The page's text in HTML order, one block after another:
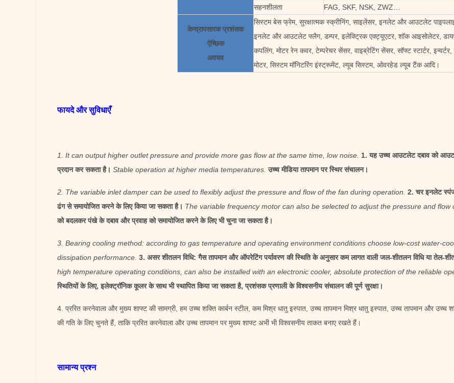
सहनशीलता
FAG, SKF, NSK, ZWZ…
केन्द्रापसारक प्रशंसक
ऐच्छिक
अवयव
सिस्टम बेस फ्रेम, सुरक्षात्मक स्क्रीनिंग, साइलेंसर, इनलेट और आउटलेट
इनलेट और आउटलेट फ्लैग, डम्पर, इलेक्ट्रिक एक्ट्यूएटर, शॉक आइसोलेटर,
कपलिंग, मोटर रेन कवर, टेम्परेचर सेंसर, वाइब्रेटिंग सेंसर, सॉफ्ट स्टार्टर,
मोटर, सिस्टम मॉनिटरिंग इंस्ट्रूमेंट, ल्यूब सिस्टम, ओवरहेड ल्यूब टैंक आदि।
फायदे और सुविधाएँ
1. It can output higher outlet pressure and provide more gas flow at the same time, low noise. 1. यह उच्च आउटलेट दबाव को
प्रदान कर सकता है। Stable operation at higher media temperatures. उच्च मीडिया तापमान पर स्थिर संचालन।
2. The variable inlet damper can be used to flexibly adjust the pressure and flow of the fan during operation. 2. चर इनलेट
ढंग से समायोजित करने के लिए किया जा सकता है। The variable frequency motor can also be selected to adjust the pressure and flow
को बदलकर पंखे के दबाव और प्रवाह को समायोजित करने के लिए भी चुना जा सकता है।
3. Bearing cooling method: according to gas temperature and operating environment conditions choose low-cost water-
dissipation performance. 3. असर शीतलन विधि: गैस तापमान और ऑपरेटिंग पर्यावरण की स्थिति के अनुसार कम लागत वाली जल-शीतलन विधि या तेल-
high temperature operating conditions, can also be installed with an electronic cooler, absolute protection of the reliable
स्थितियों के लिए, इलेक्ट्रॉनिक कूलर के साथ भी स्थापित किया जा सकता है, प्रशंसक प्रणाली के विश्वसनीय संचालन की पूर्ण सुरक्षा।
4. प्ररित करनेवाला और मुख्य शाफ्ट की सामग्री, हम उच्च शक्ति कार्बन स्टील, कम मिश्र धातु इस्पात, उच्च तापमान मिश्र धातु इस्पात, उच्च तापमान और
की गति के लिए चुनते हैं, ताकि प्ररित करनेवाला और उच्च तापमान पर मुख्य शाफ्ट अभी भी विश्वसनीय ताकत बनाए रखते हैं।
सामान्य प्रश्न